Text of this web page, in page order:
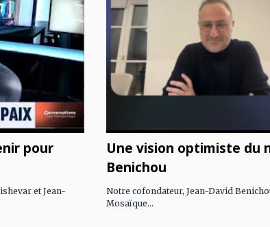
Une vision optimiste du
Benichou
Notre cofondateur, Jean-David
Mosaïque...
pour
et Jean-